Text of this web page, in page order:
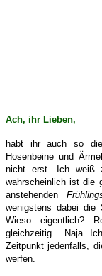
Ach, ihr Lieben,
habt ihr auch so
Hosenbeine und
nicht erst. Ich weiß
wahrscheinlich ist die
anstehenden
wenigstens dabei die
Wieso eigentlich?
gleichzeitig… Naja.
Zeitpunkt jedenfalls,
werfen.